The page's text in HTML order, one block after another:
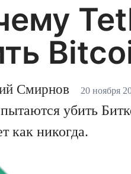
Смирнов 20 ноября
убить
как никогда.